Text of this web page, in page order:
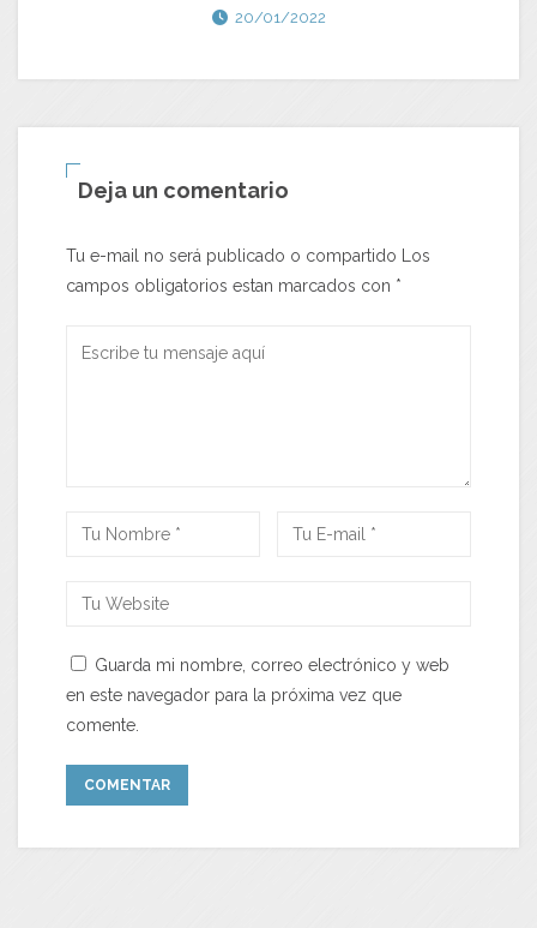
20/01/2022
Deja un comentario
Tu e-mail no será publicado o compartido Los
campos obligatorios estan marcados con *
Guarda mi nombre, correo electrónico y web
en este navegador para la próxima vez que
comente.